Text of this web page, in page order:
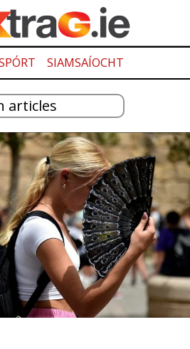
SIAMSAÍOCHT